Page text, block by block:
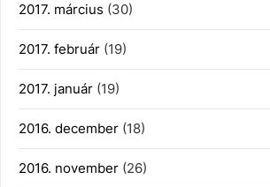
2017. március (30)
2017. február (19)
2017. január (19)
2016. december (18)
2016. november (26)